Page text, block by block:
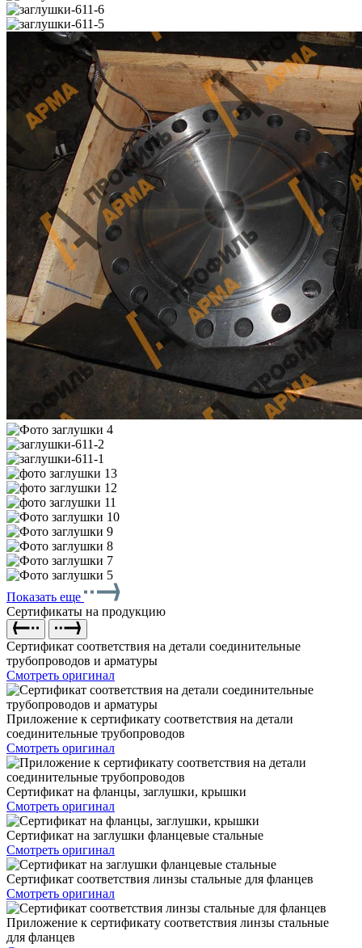
Показать еще
Сертификаты на продукцию
Сертификат соответствия на детали соединительные
трубопроводов и арматуры
Смотреть оригинал
Приложение к сертификату соответствия на детали
соединительные трубопроводов
Смотреть оригинал
Сертификат на фланцы, заглушки, крышки
Смотреть оригинал
Сертификат на заглушки фланцевые стальные
Смотреть оригинал
Сертификат соответствия линзы стальные для фланцев
Смотреть оригинал
Приложение к сертификату соответствия линзы стальные
для фланцев